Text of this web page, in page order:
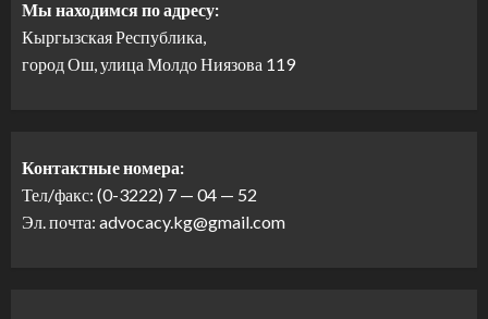
Мы находимся по адресу:
Кыргызская Республика,
город Ош, улица Молдо Ниязова 119
Контактные номера:
Тел/факс: (0-3222) 7 — 04 — 52
Эл. почта: advocacy.kg@gmail.com